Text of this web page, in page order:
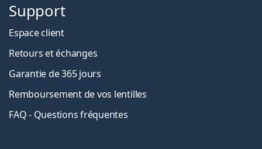
Support
Espace client
Retours et échanges
Garantie de 365 jours
Remboursement de vos lentilles
FAQ - Questions fréquentes